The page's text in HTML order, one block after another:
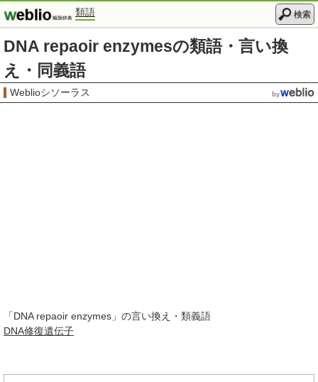
類語 検索
DNA repaoir enzymesの類語・言い換
え・同義語
Weblioシソーラス
「DNA repaoir enzymes 」の言い換え・類義語
DNA修復遺伝子